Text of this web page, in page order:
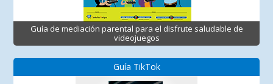
Guía de mediación parental para el disfrute saludable de
videojuegos
Guía TikTok